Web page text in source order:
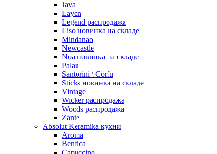
Java
Layen
Legend распродажа
Liso новинка на складе
Mindanao
Newcastle
Noa новинка на складе
Palau
Santorini \ Corfu
Sticks новинка на складе
Vintage
Wicker распродажа
Woods распродажа
Zante
Absolut Keramika кухни
Aroma
Benfica
Capuccino